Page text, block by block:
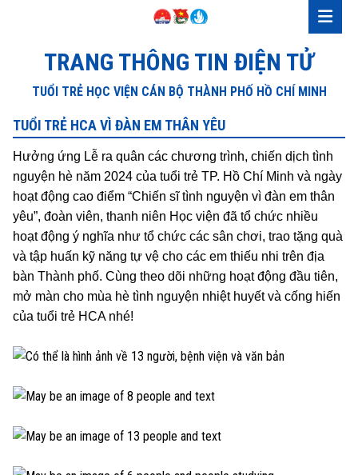
TRANG THÔNG TIN ĐIỆN TỬ
TUỔI TRẺ HỌC VIỆN CÁN BỘ THÀNH PHỐ HỒ CHÍ MINH
TUỔI TRẺ HCA VÌ ĐÀN EM THÂN YÊU
Hưởng ứng Lễ ra quân các chương trình, chiến dịch tình
nguyện hè năm 2024 của tuổi trẻ TP. Hồ Chí Minh và ngày
hoạt động cao điểm “Chiến sĩ tình nguyện vì đàn em thân
yêu”, đoàn viên, thanh niên Học viện đã tổ chức nhiều
hoạt động ý nghĩa như tổ chức các sân chơi, trao tặng quà
và tập huấn kỹ năng tự vệ cho các em thiếu nhi trên địa
bàn Thành phố. Cùng theo dõi những hoạt động đầu tiên,
mở màn cho mùa hè tình nguyện nhiệt huyết và cống hiến
của tuổi trẻ HCA nhé!